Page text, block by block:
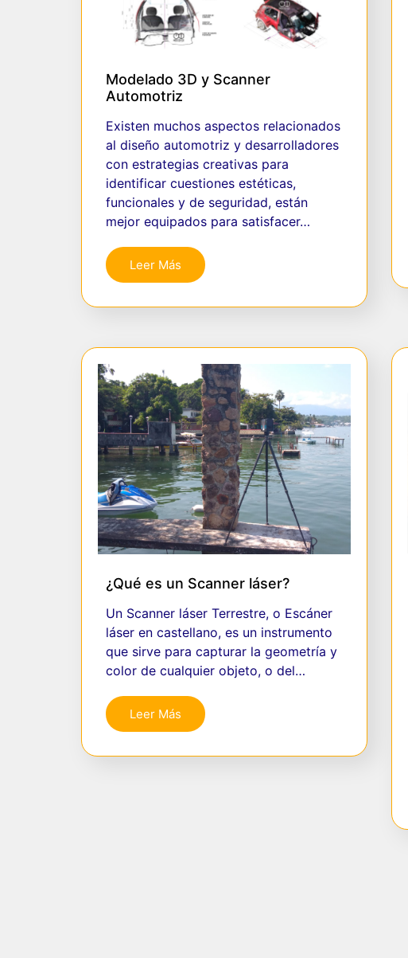
Modelado 3D y Scanner
Automotriz
Existen muchos aspectos relacionados
al diseño automotriz y desarrolladores
con estrategias creativas para
identificar cuestiones estéticas,
funcionales y de seguridad, están
mejor equipados para satisfacer…
Leer Más
¿Qué es un Scanner láser?
Un Scanner láser Terrestre, o Escáner
láser en castellano, es un instrumento
que sirve para capturar la geometría y
color de cualquier objeto, o del…
Leer Más